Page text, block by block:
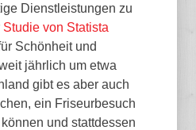
Dienstleistungen zu
Studie von Statista
Schönheit und
jährlich um etwa
gibt es aber auch
ein Friseurbesuch
und stattdessen